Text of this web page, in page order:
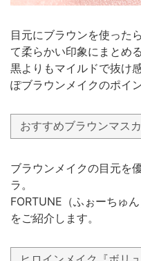
目元にブラウンを使った
て柔らかい印象にまとめ
黒よりもマイルドで抜け
ぽブラウンメイクのポイ
おすすめブラウンマス
ブラウンメイクの目元を
ラ。
FORTUNE（ふぉーちゅ
をご紹介します。